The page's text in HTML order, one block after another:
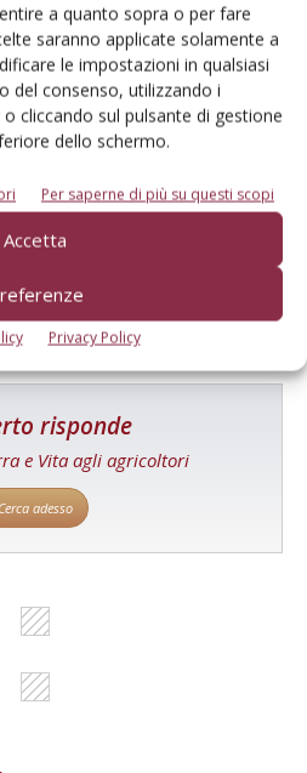
a quanto sopra o per fare
saranno applicate solamente a
le impostazioni in qualsiasi
del consenso, utilizzando i
cliccando sul pulsante di gestione
dello schermo.
Per saperne di più su questi scopi
Accetta
Privacy Policy
cercare un'azienda o un
prodotto!
Cerca adesso
risponde
e Vita agli agricoltori
Cerca adesso